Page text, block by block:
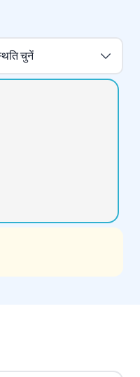
चुनें